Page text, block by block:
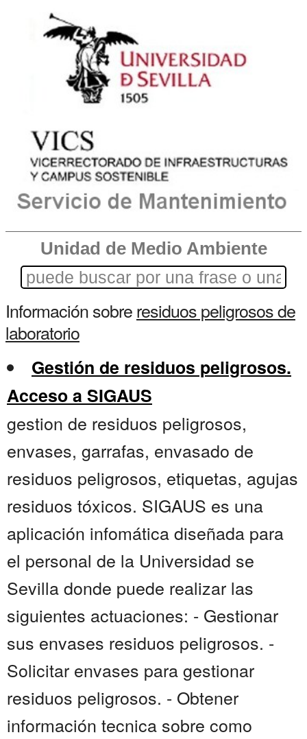
Unidad de Medio Ambiente
Información sobreresiduos peligrosos de
laboratorio
Gestión de residuos peligrosos.
Acceso a SIGAUS
gestion de residuos peligrosos,
envases, garrafas, envasado de
residuos peligrosos, etiquetas, agujas
residuos tóxicos. SIGAUS es una
aplicación infomática diseñada para
el personal de la Universidad se
Sevilla donde puede realizar las
siguientes actuaciones: - Gestionar
sus envases residuos peligrosos. -
Solicitar envases para gestionar
residuos peligrosos. - Obtener
información tecnica sobre como